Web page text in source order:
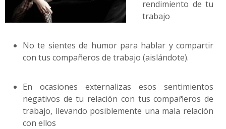
rendimiento de tu
trabajo
No te sientes de humor para hablar y compartir
con tus compañeros de trabajo (aislándote).
En ocasiones externalizas esos sentimientos
negativos de tu relación con tus compañeros de
trabajo, llevando posiblemente una mala relación
con ellos